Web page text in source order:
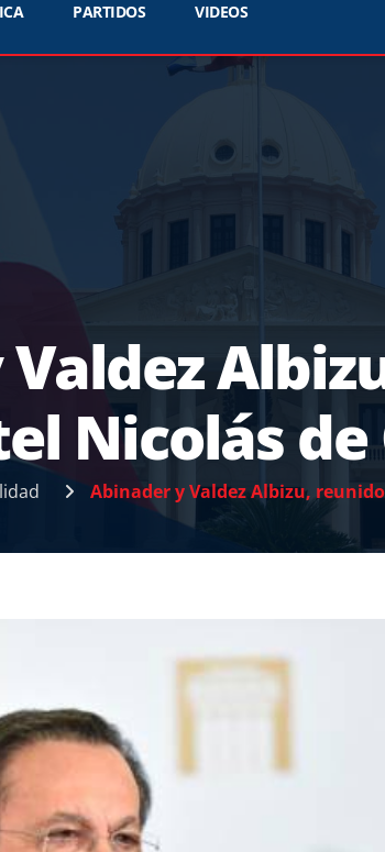
PARTIDOS VIDEOS
Nicolás de
Abinader y Valdez Albizu,